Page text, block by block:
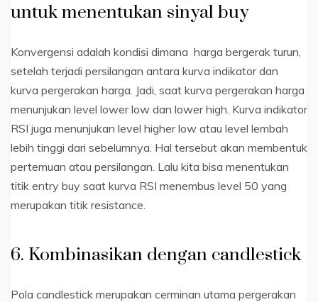
untuk menentukan sinyal buy
Konvergensi adalah kondisi dimana harga bergerak turun,
setelah terjadi persilangan antara kurva indikator dan
kurva pergerakan harga. Jadi, saat kurva pergerakan harga
menunjukan level lower low dan lower high. Kurva indikator
RSI juga menunjukan level higher low atau level lembah
lebih tinggi dari sebelumnya. Hal tersebut akan membentuk
pertemuan atau persilangan. Lalu kita bisa menentukan
titik entry buy saat kurva RSI menembus level 50 yang
merupakan titik resistance.
6. Kombinasikan dengan candlestick
Pola candlestick merupakan cerminan utama pergerakan